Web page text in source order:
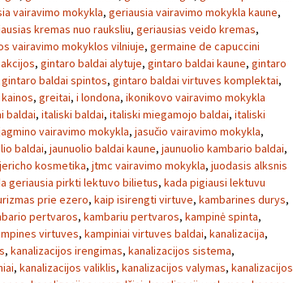
vairavimo mokykla, geriausia vairavimo mokykla kaune,
kremas nuo rauksliu, geriausias veido kremas,
vairavimo mokyklos vilniuje, germaine de capuccini
, gintaro baldai alytuje, gintaro baldai kaune, gintaro
gintaro baldai spintos, gintaro baldai virtuves komplektai,
, greitai, i londona, ikonikovo vairavimo mokykla
baldai, italiski baldai, italiski miegamojo baldai, italiski
vairavimo mokykla, jasučio vairavimo mokykla,
baldai, jaunuolio baldai kaune, jaunuolio kambario baldai,
jericho kosmetika, jtmc vairavimo mokykla, juodasis alksnis
geriausia pirkti lektuvo bilietus, kada pigiausi lektuvu
prie ezero, kaip isirengti virtuve, kambarines durys,
pertvaros, kambariu pertvaros, kampinė spinta,
virtuves, kampiniai virtuves baldai, kanalizacija,
, kanalizacijos irengimas, kanalizacijos sistema,
, kanalizacijos valiklis, kanalizacijos valymas, kanalizacijos